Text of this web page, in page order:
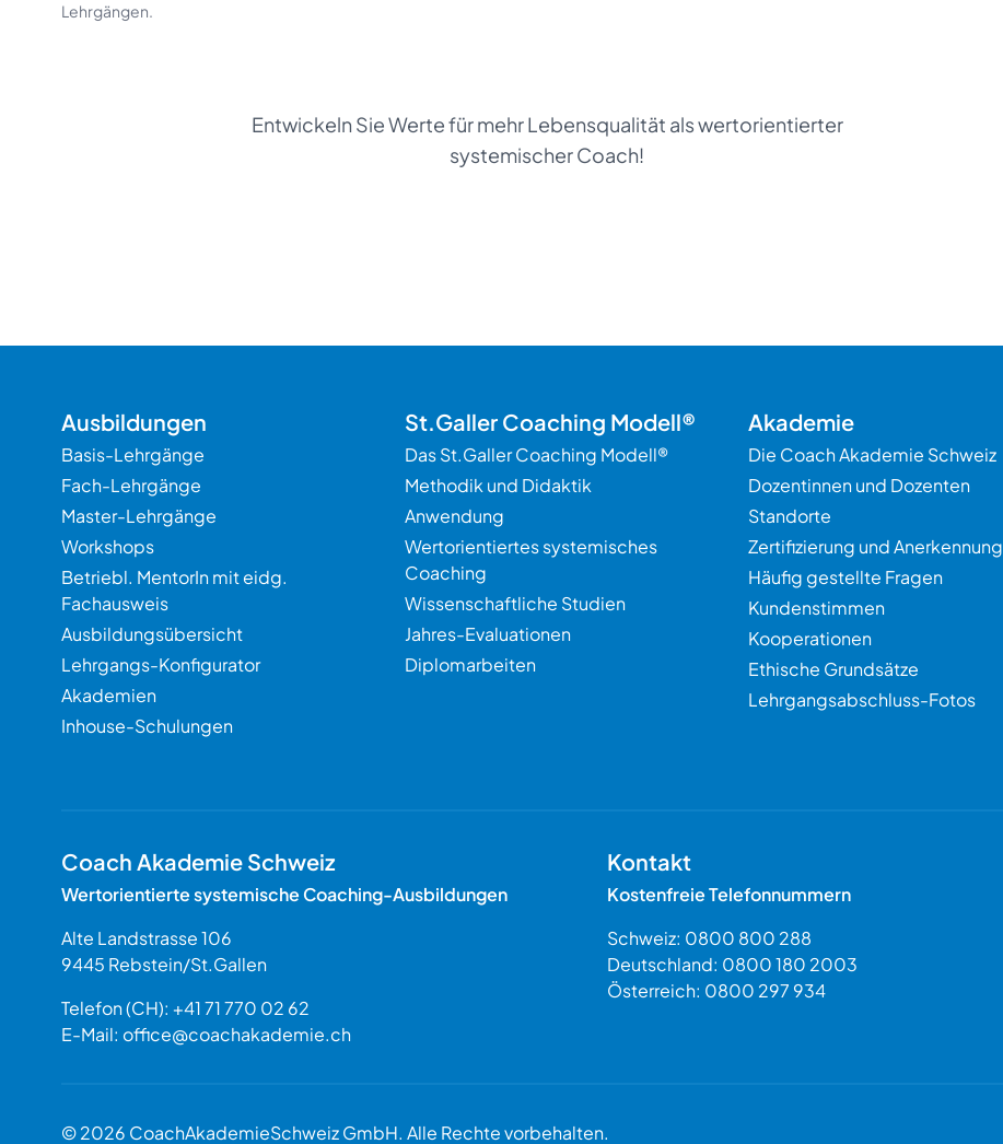
Lehrgängen.
Entwickeln Sie Werte für mehr Lebensqualität als wertorientierter
systemischer Coach!
Ausbildungen
Basis-Lehrgänge
Fach-Lehrgänge
Master-Lehrgänge
Workshops
Betriebl. MentorIn mit eidg.
Fachausweis
Ausbildungsübersicht
Lehrgangs-Konfigurator
Akademien
Inhouse-Schulungen
St.Galler Coaching Modell®
Das St.Galler Coaching Modell®
Methodik und Didaktik
Anwendung
Wertorientiertes systemisches
Coaching
Wissenschaftliche Studien
Jahres-Evaluationen
Diplomarbeiten
Akademie
Die Coach Akademie Schweiz
Dozentinnen und Dozenten
Standorte
Zertifizierung und Anerkennung
Häufig gestellte Fragen
Kundenstimmen
Kooperationen
Ethische Grundsätze
Lehrgangsabschluss-Fotos
Coach Akademie Schweiz
Wertorientierte systemische Coaching-Ausbildungen
Alte Landstrasse 106
9445 Rebstein/St.Gallen
Telefon (CH): +41 71 770 02 62
E-Mail: office@coachakademie.ch
Kontakt
Kostenfreie Telefonnummern
Schweiz: 0800 800 288
Deutschland: 0800 180 2003
Österreich: 0800 297 934
© 2026 CoachAkademieSchweiz GmbH. Alle Rechte vorbehalten.